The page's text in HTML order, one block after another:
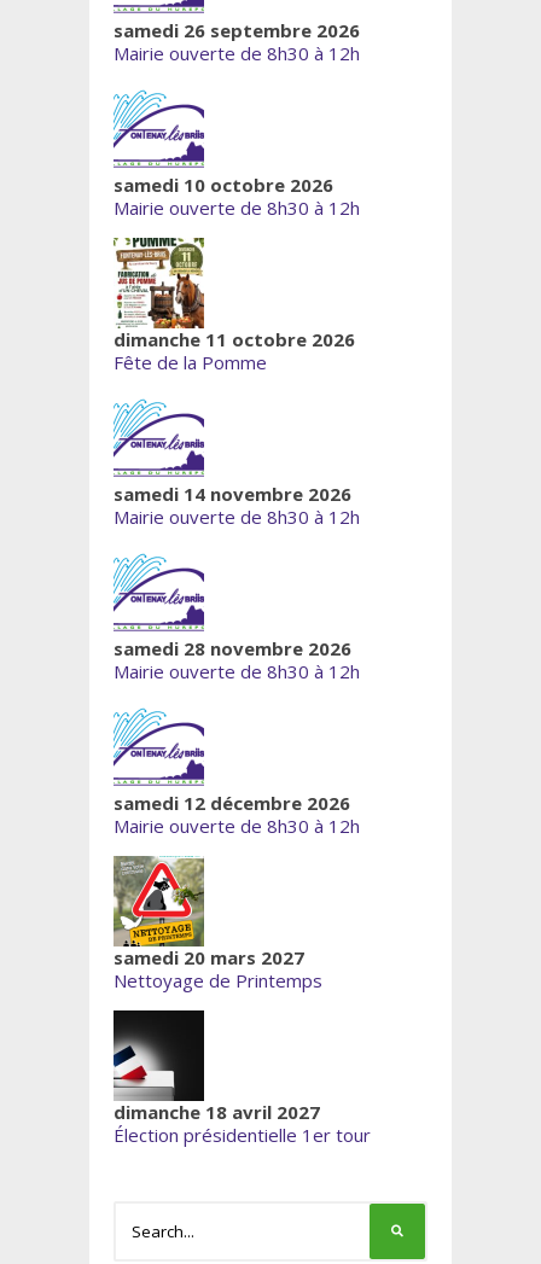
samedi 26 septembre 2026
Mairie ouverte de 8h30 à 12h
samedi 10 octobre 2026
Mairie ouverte de 8h30 à 12h
dimanche 11 octobre 2026
Fête de la Pomme
samedi 14 novembre 2026
Mairie ouverte de 8h30 à 12h
samedi 28 novembre 2026
Mairie ouverte de 8h30 à 12h
samedi 12 décembre 2026
Mairie ouverte de 8h30 à 12h
samedi 20 mars 2027
Nettoyage de Printemps
dimanche 18 avril 2027
Élection présidentielle 1er tour